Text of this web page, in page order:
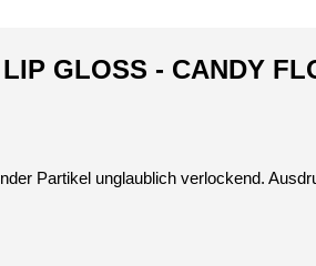
GLOSS - CANDY
Partikel unglaublich verlockend.